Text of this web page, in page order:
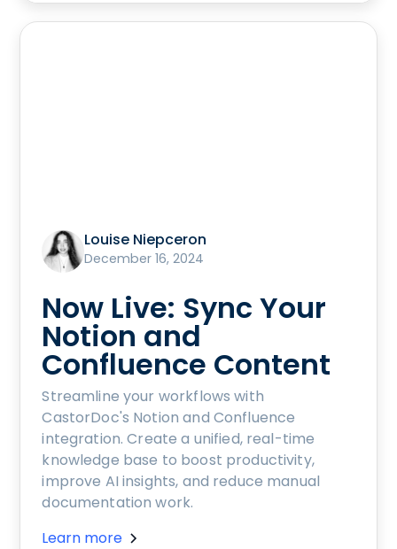
Louise Niepceron
December 16, 2024
Now Live: Sync Your
Notion and
Confluence Content
Streamline your workflows with
CastorDoc's Notion and Confluence
integration. Create a unified, real-time
knowledge base to boost productivity,
improve AI insights, and reduce manual
documentation work.
Learn more